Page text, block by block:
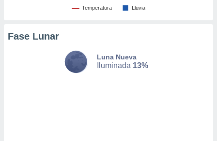
Temperatura Lluvia
Fase Lunar
Luna Nueva
Iluminada 13%